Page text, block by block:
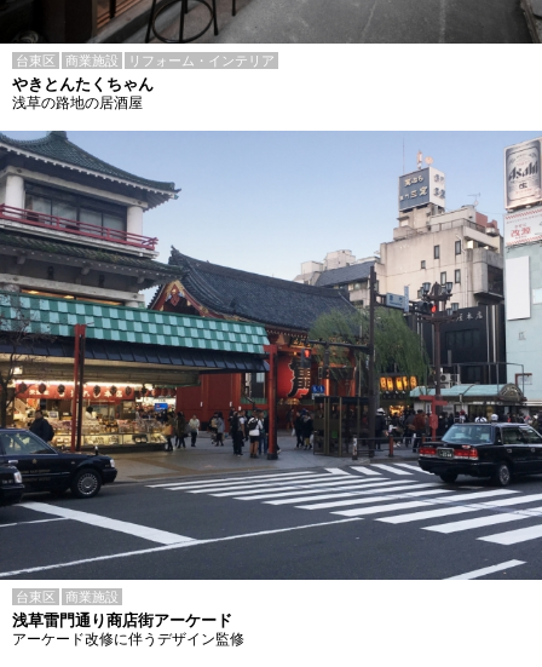
台東区 商業施設 リフォーム・インテリア
やきとんたくちゃん
浅草の路地の居酒屋
台東区 商業施設
浅草雷門通り商店街アーケード
アーケード改修に伴うデザイン監修